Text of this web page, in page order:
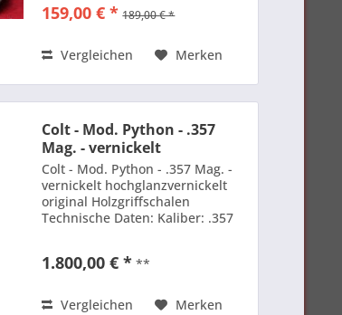
zugelassenem Signalbecher und
Technische...
159,00 € * 189,00 € *
Vergleichen Merken
Colt - Mod. Python - .357
Mag. - vernickelt
Colt - Mod. Python - .357 Mag. -
vernickelt hochglanzvernickelt
original Holzgriffschalen
Technische Daten: Kaliber: .357
Zustand: sehr gut
1.800,00 € * **
Vergleichen Merken